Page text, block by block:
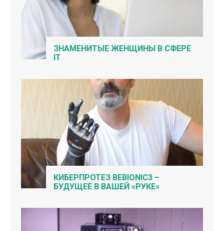
ЗНАМЕНИТЫЕ ЖЕНЩИНЫ В СФЕРЕ
IT
КИБЕРПРОТЕЗ BEBIONIC3 –
БУДУЩЕЕ В ВАШЕЙ «РУКЕ»